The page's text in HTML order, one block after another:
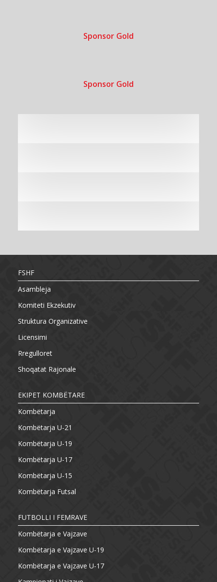
Sponsor Gold
Sponsor Gold
FSHF
Asambleja
Komiteti Ekzekutiv
Struktura Organizative
Licensimi
Rregulloret
Shoqatat Rajonale
EKIPET KOMBËTARE
Kombëtarja
Kombëtarja U-21
Kombëtarja U-19
Kombëtarja U-17
Kombëtarja U-15
Kombëtarja Futsal
FUTBOLLI I FEMRAVE
Kombëtarja e Vajzave
Kombëtarja e Vajzave U-19
Kombëtarja e Vajzave U-17